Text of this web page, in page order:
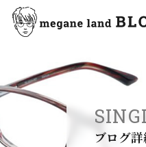
ブログ